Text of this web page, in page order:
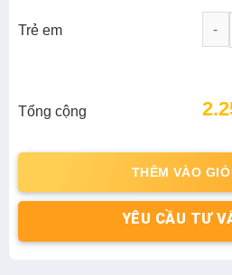
Trẻ em -
Tổng cộng
THÊM VÀO
YÊU CẦU TƯ